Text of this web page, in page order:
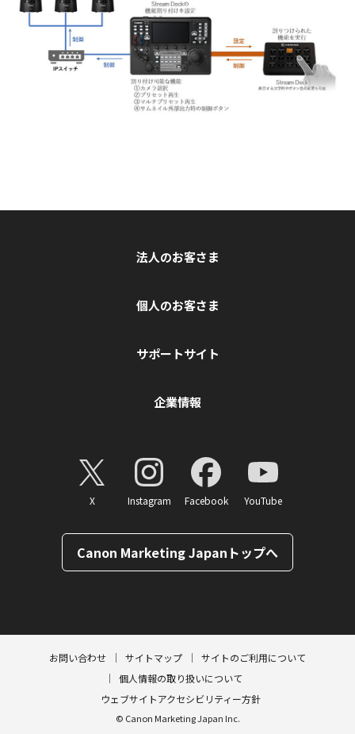
法人のお客さま
個人のお客さま
サポートサイト
企業情報
X Instagram Facebook YouTube
Canon Marketing Japanトップへ
お問い合わせ サイトマップ
サイトのご利用について
個人情報の取り扱いについて
ウェブサイトアクセシビリティー方針
© Canon Marketing Japan Inc.